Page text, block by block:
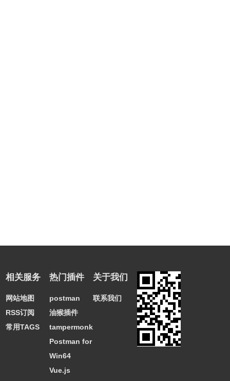
相关服务
网站地图
RSS订阅
常用TAGS
热门插件
postman
油猴插件
tampermonkey
Postman for
Win64
Vue.js
关于我们
联系我们